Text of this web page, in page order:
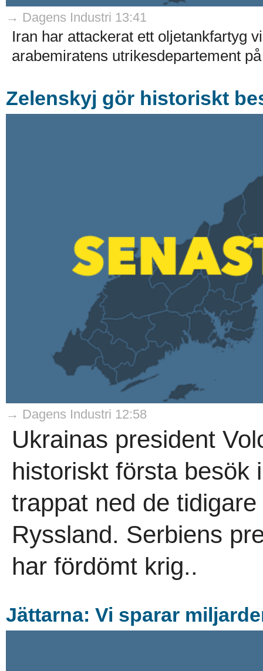
→ Dagens Industri 13:41
Iran har attackerat ett oljetankfartyg
arabemiratens utrikesdepartement
Zelenskyj gör historiskt
→ Dagens Industri 12:58
Ukrainas president
historiskt första besök
trappat ned de
Ryssland. Serbiens
har fördömt krig..
Jättarna: Vi sparar